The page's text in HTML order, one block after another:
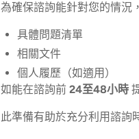
為確保諮詢能針對您的情況
具體問題清單
相關文件
個人履歷（如適用）
如能在諮詢前 24至48小時
此準備有助於充分利用諮詢